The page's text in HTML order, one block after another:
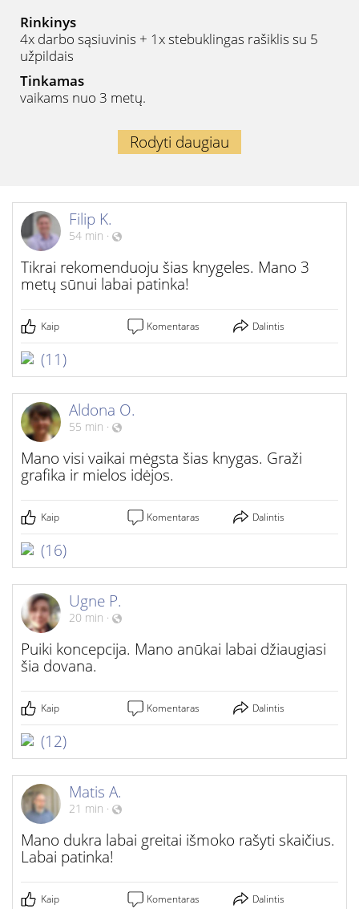
Rinkinys
4x darbo sąsiuvinis + 1x stebuklingas rašiklis su 5
užpildais
Tinkamas
vaikams nuo 3 metų.
Rodyti daugiau
Filip K.
54 min ·
Tikrai rekomenduoju šias knygeles. Mano 3
metų sūnui labai patinka!
Kaip Komentaras Dalintis
(11)
Aldona O.
55 min ·
Mano visi vaikai mėgsta šias knygas. Graži
grafika ir mielos idėjos.
Kaip Komentaras Dalintis
(16)
Ugne P.
20 min ·
Puiki koncepcija. Mano anūkai labai džiaugiasi
šia dovana.
Kaip Komentaras Dalintis
(12)
Matis A.
21 min ·
Mano dukra labai greitai išmoko rašyti skaičius.
Labai patinka!
Kaip Komentaras Dalintis